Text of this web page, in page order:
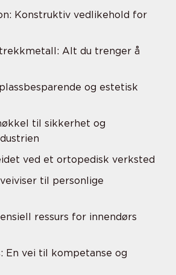
Konstruktiv vedlikehold for
Alt du trenger å
og estetisk
til sikkerhet og
ved et ortopedisk verksted
til personlige
ressurs for innendørs
En vei til kompetanse og